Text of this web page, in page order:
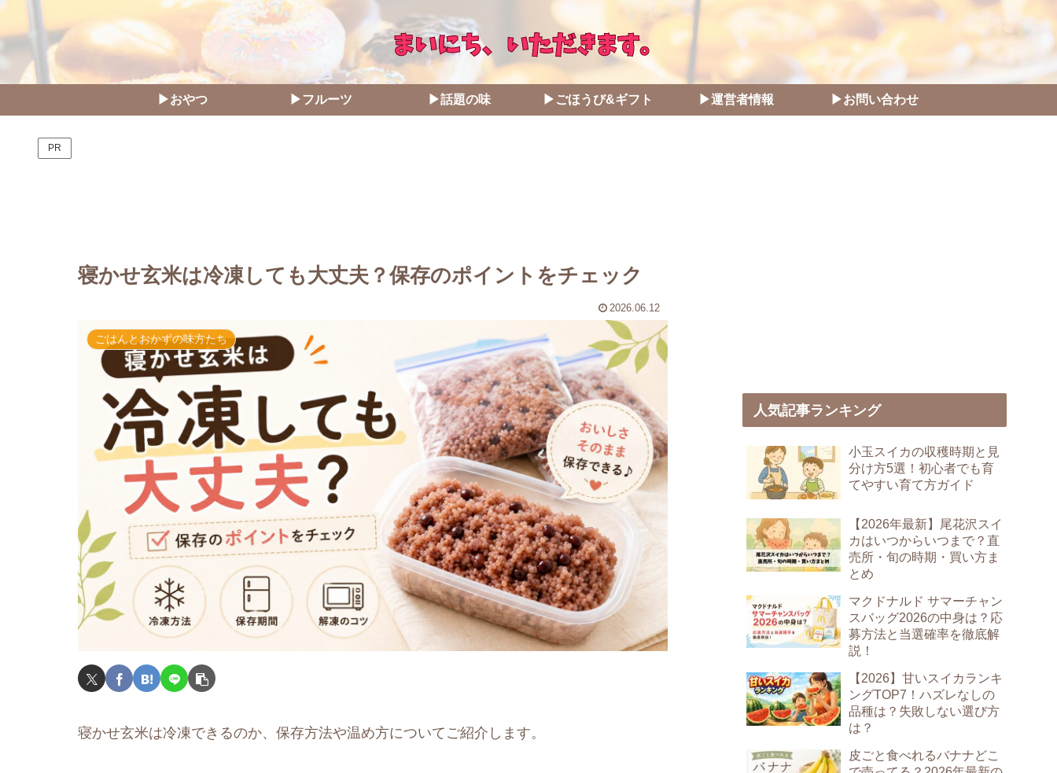
▶おやつ ▶フルーツ ▶話題の味 ▶ごほうび&ギフト ▶運営者情報 ▶お問い合わせ
PR
寝かせ玄米は冷凍しても大丈夫？保存のポイントをチェック
2026.06.12
ごはんとおかずの味方たち
寝かせ玄米は冷凍できるのか、保存方法や温め方についてご紹介します。
人気記事ランキング
小玉スイカの収穫時期と見
分け方5選！初心者でも育
てやすい育て方ガイド
【2026年最新】尾花沢スイ
カはいつからいつまで？直
売所・旬の時期・買い方ま
とめ
マクドナルド サマーチャン
スバッグ2026の中身は？応
募方法と当選確率を徹底解
説！
【2026】甘いスイカランキ
ングTOP7！ハズレなしの
品種は？失敗しない選び方
は？
皮ごと食べれるバナナどこ